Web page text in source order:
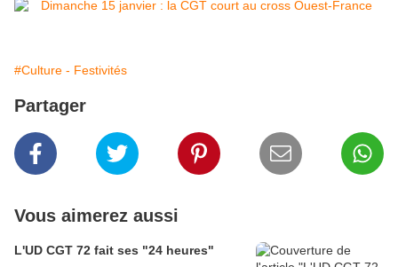
#Culture - Festivités
Partager
Vous aimerez aussi
L'UD CGT 72 fait ses "24 heures"